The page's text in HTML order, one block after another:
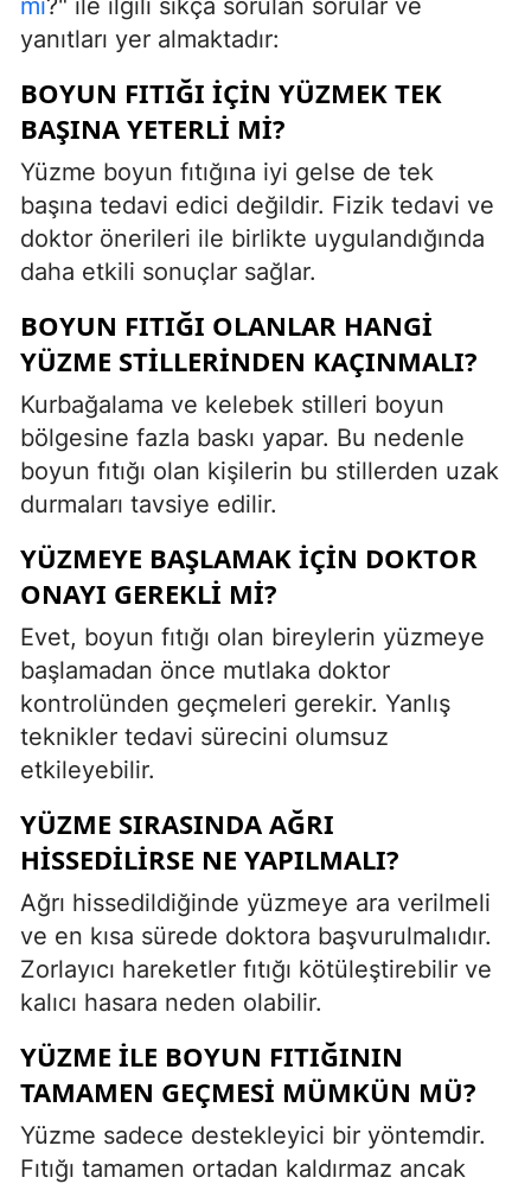
yanıtları yer almaktadır:
BOYUN FITIĞI IÇIN YÜZMEK TEK
BAŞINA YETERLI MI?
Yüzme boyun fıtığına iyi gelse de tek
başına tedavi edici değildir. Fizik tedavi ve
doktor önerileri ile birlikte uygulandığında
daha etkili sonuçlar sağlar.
BOYUN FITIĞI OLANLAR HANGI
YÜZME STILLERINDEN KAÇINMALI?
Kurbağalama ve kelebek stilleri boyun
bölgesine fazla baskı yapar. Bu nedenle
boyun fıtığı olan kişilerin bu stillerden uzak
durmaları tavsiye edilir.
YÜZMEYE BAŞLAMAK IÇIN DOKTOR
ONAYI GEREKLI MI?
Evet, boyun fıtığı olan bireylerin yüzmeye
başlamadan önce mutlaka doktor
kontrolünden geçmeleri gerekir. Yanlış
teknikler tedavi sürecini olumsuz
etkileyebilir.
YÜZME SIRASINDA AĞRI
HISSEDILIRSE NE YAPILMALI?
Ağrı hissedildiğinde yüzmeye ara verilmeli
ve en kısa sürede doktora başvurulmalıdır.
Zorlayıcı hareketler fıtığı kötüleştirebilir ve
kalıcı hasara neden olabilir.
YÜZME ILE BOYUN FITIĞININ
TAMAMEN GEÇMESI MÜMKÜN MÜ?
Yüzme sadece destekleyici bir yöntemdir.
Fıtığı tamamen ortadan kaldırmaz ancak